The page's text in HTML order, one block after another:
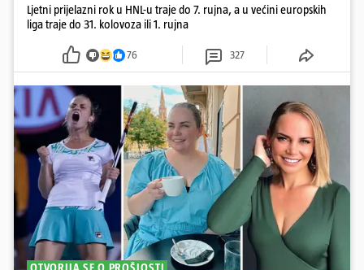
Ljetni prijelazni rok u HNL-u traje do 7. rujna, a u većini europskih
liga traje do 31. kolovoza ili 1. rujna
76 327